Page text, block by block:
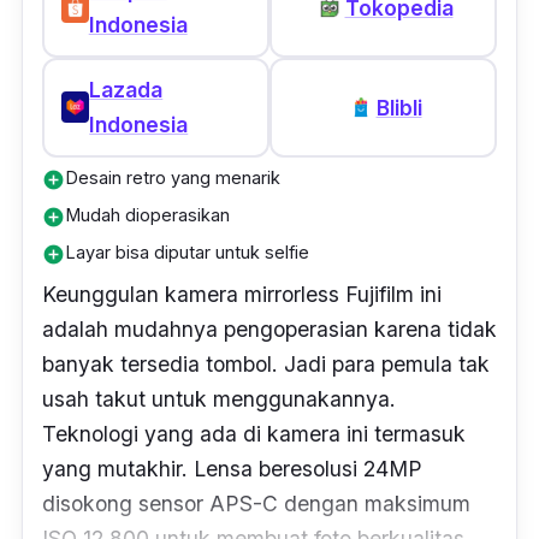
pembesaran berkecepatan tinggi. Panasonic
Lumix G95 juga dilengkapi dengan fitur
autofocusberkecepatan tinggi. Kecepatan
deteksinya sendiri hanya 0,07.
Selain itu, Panasonic Lumix G95 juga
dilengkapi dengan konektivitas nirkabel
seperti Wifi dan Bluetooth. Hal ini
memungkinkan kamu untuk mentransfer foto
dan video dengan mudah ke perangkat lain.
Indonesia
Tokopedia
Lazada
Indonesia
Blibli
add_circleDesain retro yang menarik
add_circleMudah dioperasikan
add_circleLayar bisa diputar untuk selfie
Keunggulan kamera mirrorless Fujifilm ini
adalah mudahnya pengoperasian karena tidak
banyak tersedia tombol. Jadi para pemula tak
usah takut untuk menggunakannya.
Teknologi yang ada di kamera ini termasuk
yang mutakhir. Lensa beresolusi 24MP
disokong sensor APS-C dengan maksimum